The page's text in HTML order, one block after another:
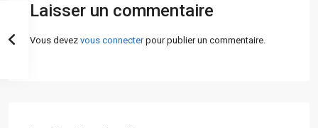
Laisser un commentaire
Vous devez vous connecterpour publier un commentaire.